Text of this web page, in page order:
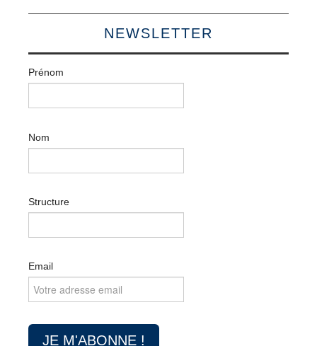
NEWSLETTER
Prénom
Nom
Structure
Email